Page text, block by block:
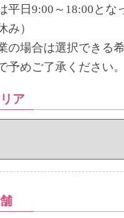
日9:00～18:00とな
み）
の場合は選択できる
予めご了承ください。
ア